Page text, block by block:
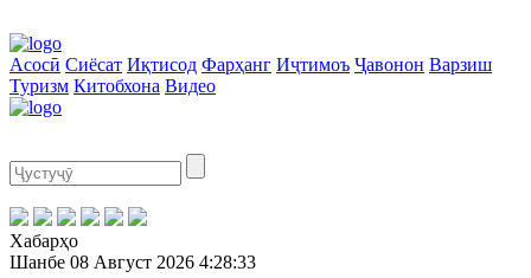
Асосӣ Сиёсат Иқтисод Фарҳанг Иҷтимоъ Ҷавонон Варзиш
Туризм Китобхона Видео
Хабарҳо
Шанбе 08 Август 2026 4:28:33